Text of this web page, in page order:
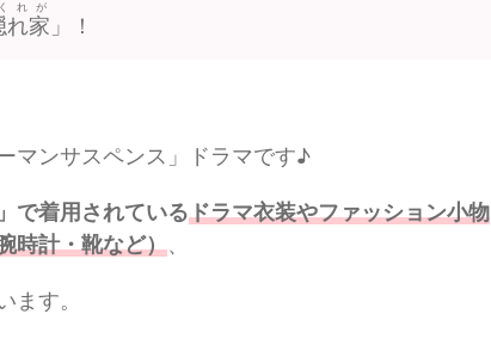
れ家
れが
」！
マンサスペンス」ドラマです♪
で着用されているドラマ衣装やファッション小物
時計・靴など）、
ます。